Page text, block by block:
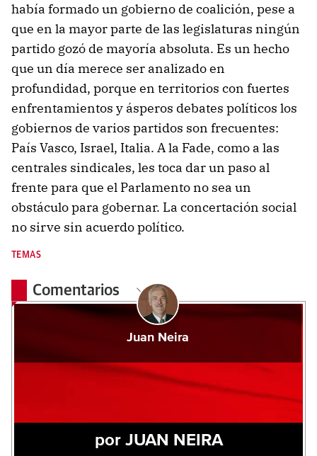
había formado un gobierno de coalición, pese a
que en la mayor parte de las legislaturas ningún
partido gozó de mayoría absoluta. Es un hecho
que un día merece ser analizado en
profundidad, porque en territorios con fuertes
enfrentamientos y ásperos debates políticos los
gobiernos de varios partidos son frecuentes:
País Vasco, Israel, Italia. A la Fade, como a las
centrales sindicales, les toca dar un paso al
frente para que el Parlamento no sea un
obstáculo para gobernar. La concertación social
no sirve sin acuerdo político.
TEMAS
Comentarios
Juan Neira
por JUAN NEIRA